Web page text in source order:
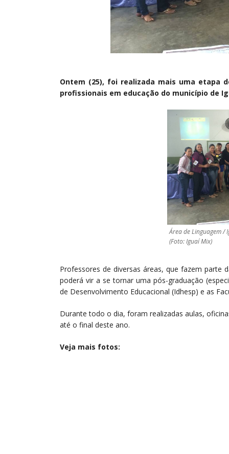
Ontem (25), foi realizada mais uma etapa
profissionais em educação do município de
Área de Linguagem /
(Foto: Iguaí Mix)
Professores de diversas áreas, que fazem parte
poderá vir a se tornar uma pós-graduação
de Desenvolvimento Educacional (Idhesp) e as
Durante todo o dia, foram realizadas aulas,
até o final deste ano.
Veja mais fotos: